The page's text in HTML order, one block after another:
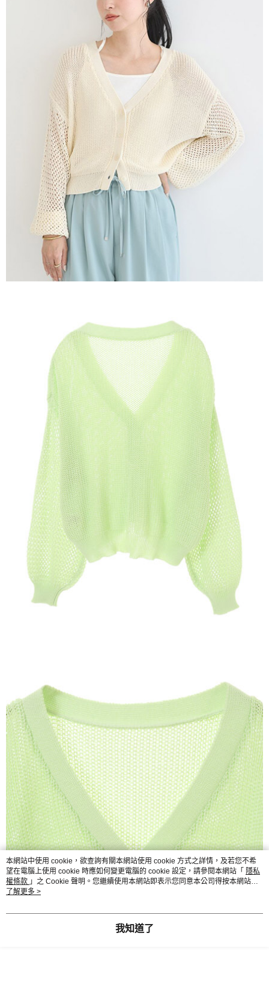
本網站中使用 cookie，欲查詢有關本網站使用 cookie 方式之詳情，及若您不希
望在電腦上使用 cookie 時應如何變更電腦的 cookie 設定，請參閱本網站「 隱私
權條款 」之 Cookie 聲明。您繼續使用本網站即表示您同意本公司得按本網站使
用條款之 Cookie 聲明使用 cookie。
了解更多 >
我知道了